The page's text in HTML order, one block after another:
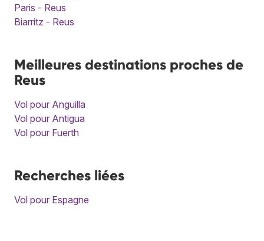
Paris - Reus
Biarritz - Reus
Meilleures destinations proches de
Reus
Vol pour Anguilla
Vol pour Antigua
Vol pour Fuerth
Recherches liées
Vol pour Espagne